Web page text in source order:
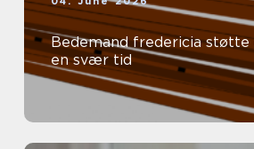
Bedemand fredericia støtte og overblik i
en svær tid